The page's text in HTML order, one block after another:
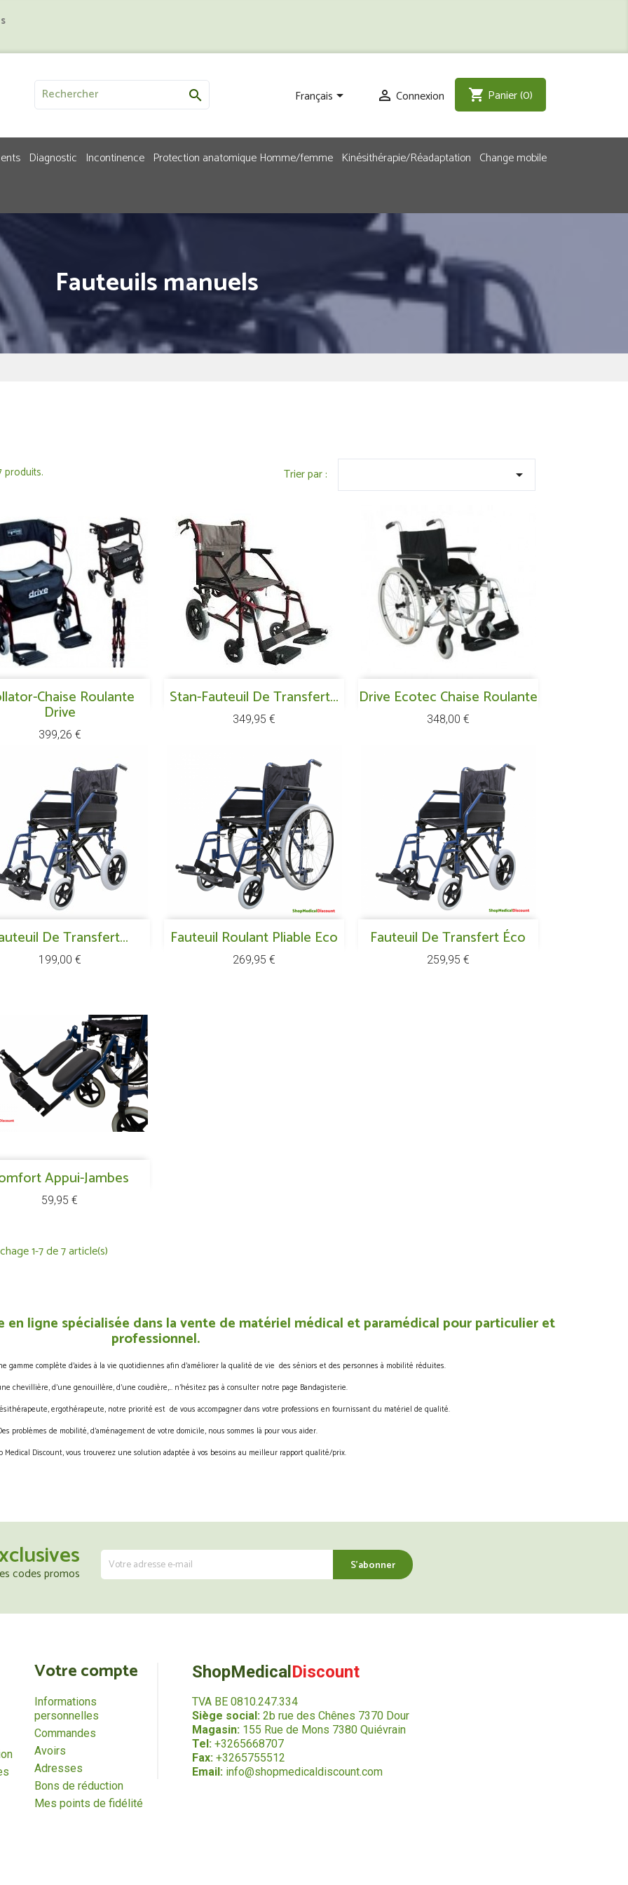
 Français  Connexion shopping_cart Panier(0)
Diagnostic Incontinence Protection anatomique Homme/femme Kinésithérapie/Réadaptation Change mobile
Fauteuils manuels
produits. Trier par : 
Chaise Roulante
Drive
Prix
399,26 €
Aperçu rapide Stan-Fauteuil De Transfert...
Prix
349,95 €
Aperçu rapide Drive Ecotec Chaise Roulante
Prix
348,00 €
Aperçu rapide
De Transfert...
Prix
199,00 €
Aperçu rapide Fauteuil Roulant Pliable Eco
Prix
269,95 €
Aperçu rapide Fauteuil De Transfert Éco
Prix
259,95 €
Aperçu rapide
Appui-Jambes
Prix
59,95 €
Aperçu rapide
1-7 de 7 article(s)
ligne spécialisée dans la vente de matériel médical et paramédical pour particulier et
professionnel.
gamme complète d’aides à la vie quotidiennes afin d’améliorer la qualité de vie des séniors et des personnes à mobilité réduites.
chevillière, d’une genouillère, d’une coudière,… n’hésitez pas à consulter notre page Bandagisterie.
ergothérapeute, notre priorité est de vous accompagner dans votre professions en fournissant du matériel de qualité.
problèmes de mobilité, d’aménagement de votre domicile, nous sommes là pour vous aider.
Medical Discount, vous trouverez une solution adaptée à vos besoins au meilleur rapport qualité/prix.
codes promos
Votre compte
Informations
personnelles
Commandes
Avoirs
Adresses
Bons de réduction
Mes points de fidélité
ShopMedical Discount
TVA BE 0810.247.334
Siège social:2b rue des Chênes 7370 Dour
Magasin:155 Rue de Mons 7380 Quiévrain
Tel: +3265668707
Fax: +3265755512
Email: info@shopmedicaldiscount.com